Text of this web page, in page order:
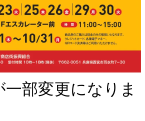
部変更になりま